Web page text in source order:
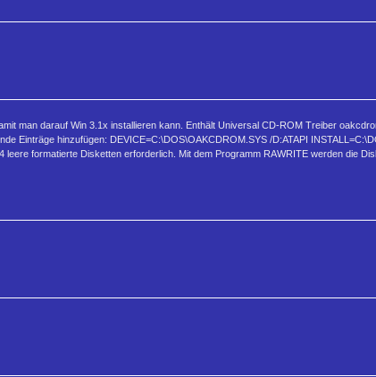
man darauf Win 3.1x installieren kann. Enthält Universal CD-ROM Treiber
Einträge hinzufügen: DEVICE=C:\DOS\OAKCDROM.SYS /D:ATAPI
formatierte Disketten erforderlich. Mit dem Programm RAWRITE werden die